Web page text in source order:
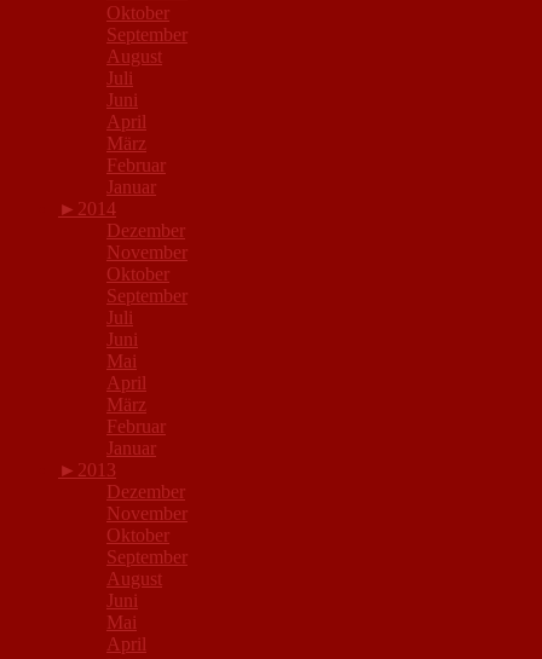
Oktober
September
August
Juli
Juni
April
März
Februar
Januar
► 2014
Dezember
November
Oktober
September
Juli
Juni
Mai
April
März
Februar
Januar
► 2013
Dezember
November
Oktober
September
August
Juni
Mai
April